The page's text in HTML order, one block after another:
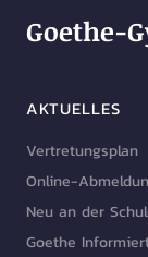
Goethe-
AKTUELLES
Vertretungsplan
Online-
Neu an der
Goethe